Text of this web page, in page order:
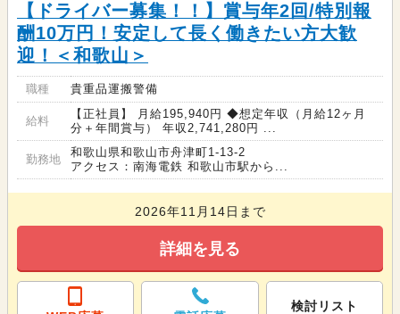
【ドライバー募集！！】賞与年2回/特別報
酬10万円！安定して長く働きたい方大歓
迎！＜和歌山＞
職種 貴重品運搬警備
給料
【正社員】 月給195,940円 ◆想定年収（月給12ヶ月
分＋年間賞与） 年収2,741,280円 ...
勤務地
和歌山県和歌山市舟津町1-13-2
アクセス：南海電鉄 和歌山市駅から...
2026年11月14日まで
詳細を見る
検討リスト